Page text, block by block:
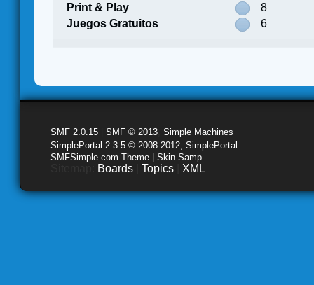
Print & Play
8
Juegos Gratuitos
6
SMF 2.0.15 SMF © 2013 Simple Machines
SimplePortal 2.3.5 © 2008-2012, SimplePortal
SMFSimple.com Theme | Skin Samp
Boards Topics XML